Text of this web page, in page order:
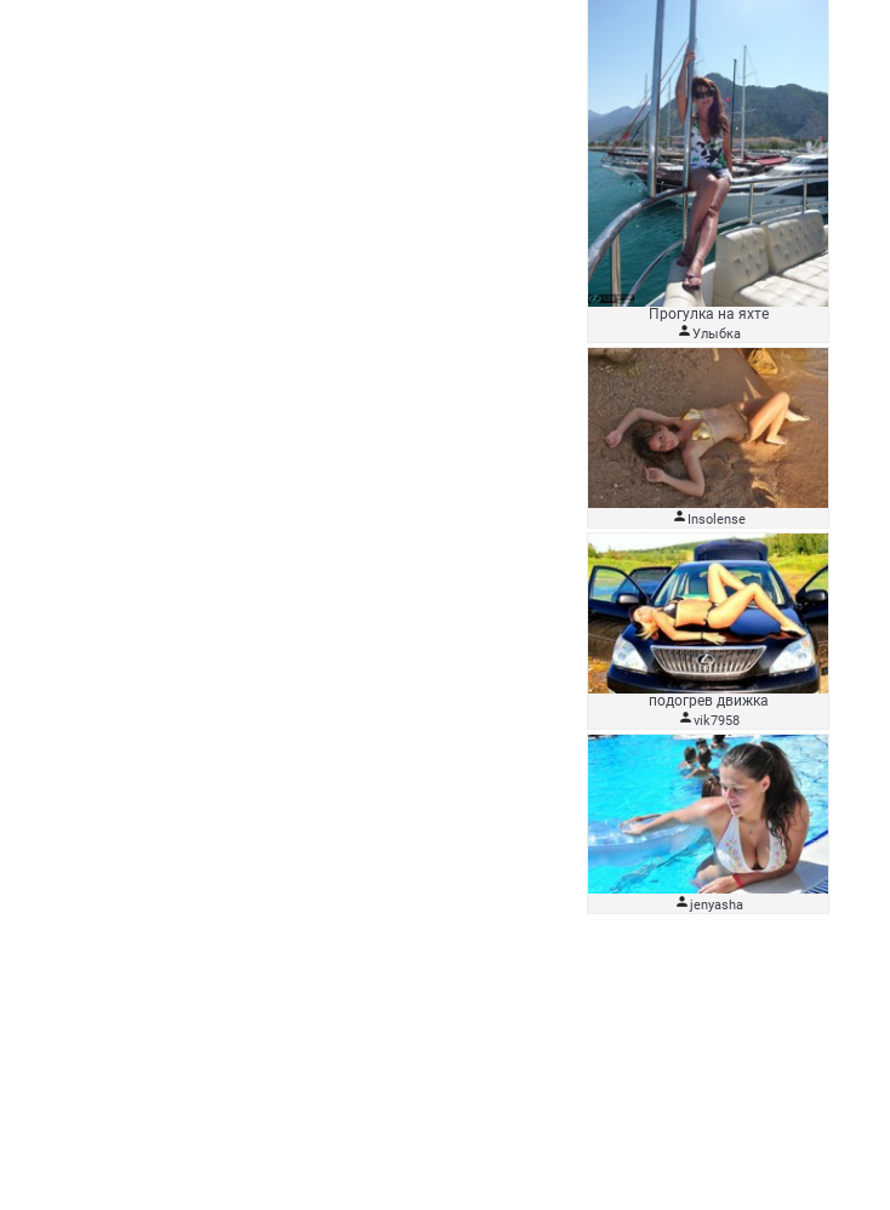
Прогулка на яхте
Улыбка
 Insolense
подогрев движка
vik7958
jenyasha